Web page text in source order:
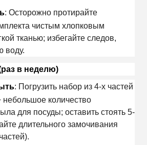
: Осторожно протирайте
чистым хлопковым
тканью; избегайте следов,
воду.
в неделю)
: Погрузить набор из 4-х частей
небольшое количество
для посуды; оставить стоять 5-
длительного замочивания